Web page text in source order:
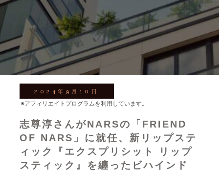
2024年9月10日
志尊淳さんがNARSの「FRIEND
OF NARS」に就任、新リップステ
ィック『エクスプリシット リップ
スティック』を纏ったビハインド
※アフィリエイトプログラムを利用しています。